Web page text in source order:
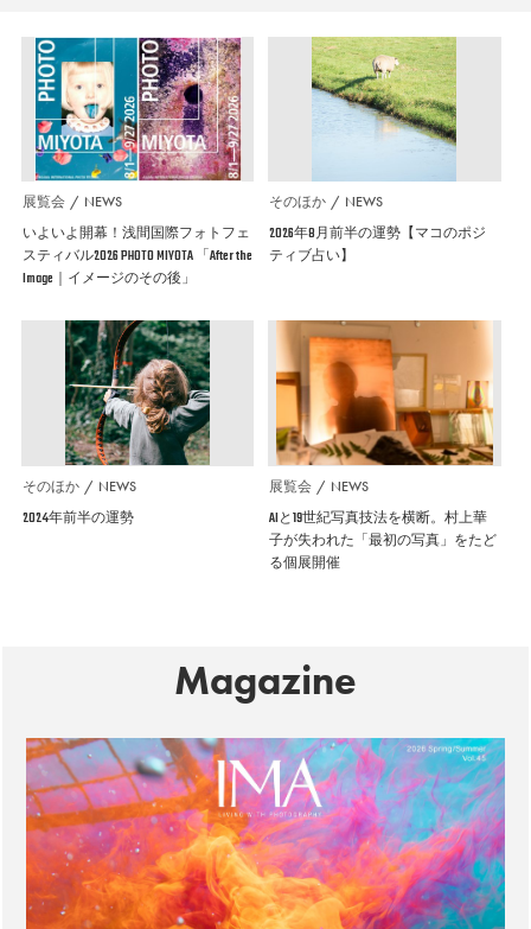
展覧会 NEWS
いよいよ開幕！浅間国際フォトフェ
スティバル2026 PHOTO MIYOTA 「After the
Image｜イメージのその後」
そのほか NEWS
2026年8月前半の運勢【マコのポジ
ティブ占い】
そのほか NEWS
2024年前半の運勢
展覧会 NEWS
AIと19世紀写真技法を横断。村上華
子が失われた「最初の写真」をたど
る個展開催
Magazine